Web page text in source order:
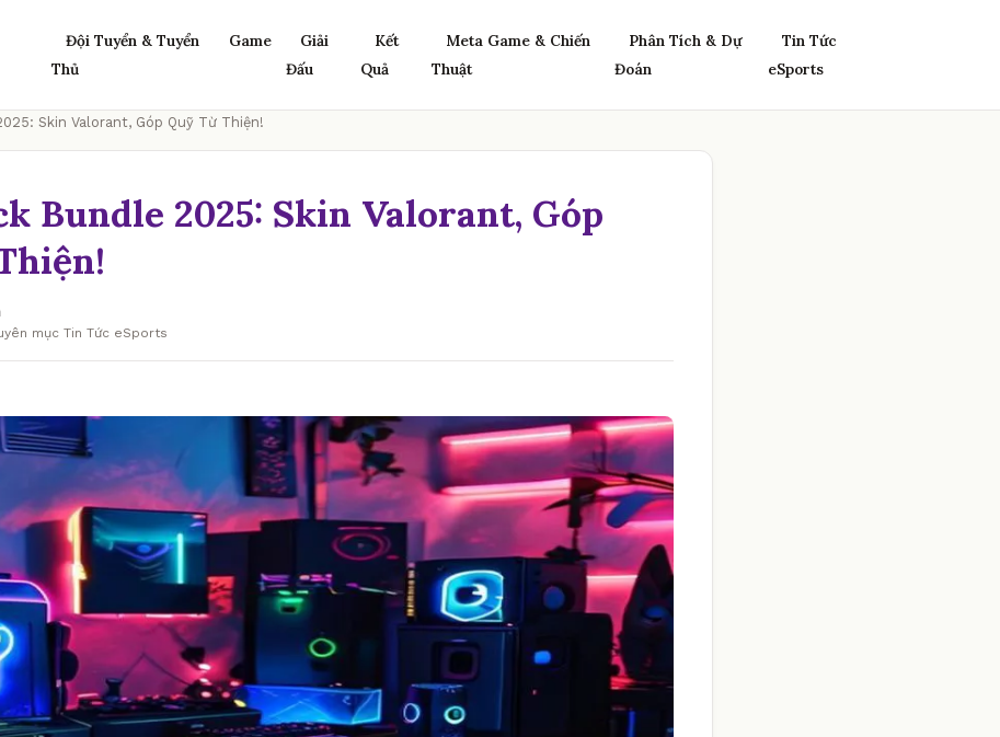
Đội Tuyển & Tuyển
Thủ
Game
Giải
Đấu
Kết
Quả
Meta Game & Chiến
Thuật
Phân Tích & Dự
Đoán
Tin Tức
eSports
Skin Valorant, Góp Quỹ Từ Thiện!
Bundle 2025: Skin Valorant, Góp
mục Tin Tức eSports